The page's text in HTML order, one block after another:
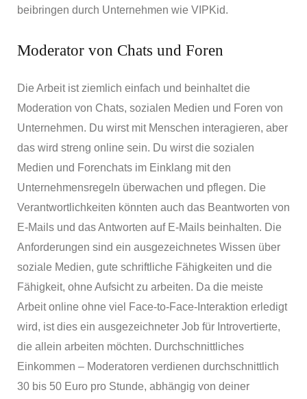
beibringen durch Unternehmen wie VIPKid.
Moderator von Chats und Foren
Die Arbeit ist ziemlich einfach und beinhaltet die
Moderation von Chats, sozialen Medien und Foren von
Unternehmen. Du wirst mit Menschen interagieren, aber
das wird streng online sein. Du wirst die sozialen
Medien und Forenchats im Einklang mit den
Unternehmensregeln überwachen und pflegen. Die
Verantwortlichkeiten könnten auch das Beantworten von
E-Mails und das Antworten auf E-Mails beinhalten. Die
Anforderungen sind ein ausgezeichnetes Wissen über
soziale Medien, gute schriftliche Fähigkeiten und die
Fähigkeit, ohne Aufsicht zu arbeiten. Da die meiste
Arbeit online ohne viel Face-to-Face-Interaktion erledigt
wird, ist dies ein ausgezeichneter Job für Introvertierte,
die allein arbeiten möchten. Durchschnittliches
Einkommen – Moderatoren verdienen durchschnittlich
30 bis 50 Euro pro Stunde, abhängig von deiner